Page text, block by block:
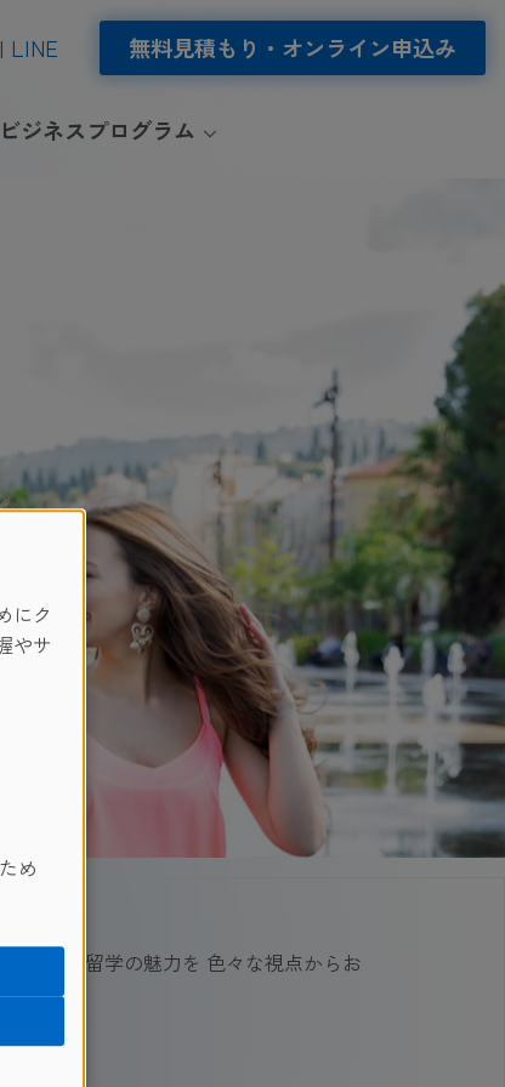
LINE 無料見積もり・オンライン申込み
ビジネスプログラム
ルタや留学の魅力を 色々な視点からお
にク
やサ
め